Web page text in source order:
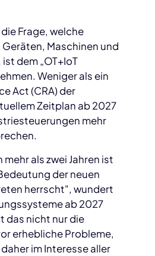
Frage, welche
Maschinen und
dem „OT+IoT
Weniger als ein
Act (CRA) der
Zeitplan ab 2027
mehr
als zwei Jahren ist
der neuen
herrscht", wundert
ab 2027
das nicht nur die
erhebliche Probleme,
im Interesse aller